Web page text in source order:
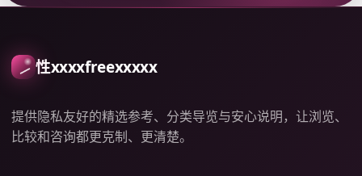
性xxxxfreexxxxx
提供隐私友好的精选参考、分类导览与安心说明，让浏览、
比较和咨询都更克制、更清楚。